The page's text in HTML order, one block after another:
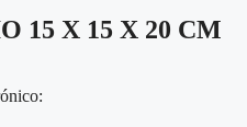
15 X 15 X 20 CM